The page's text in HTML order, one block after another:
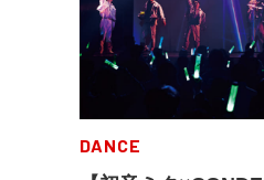
DANCE